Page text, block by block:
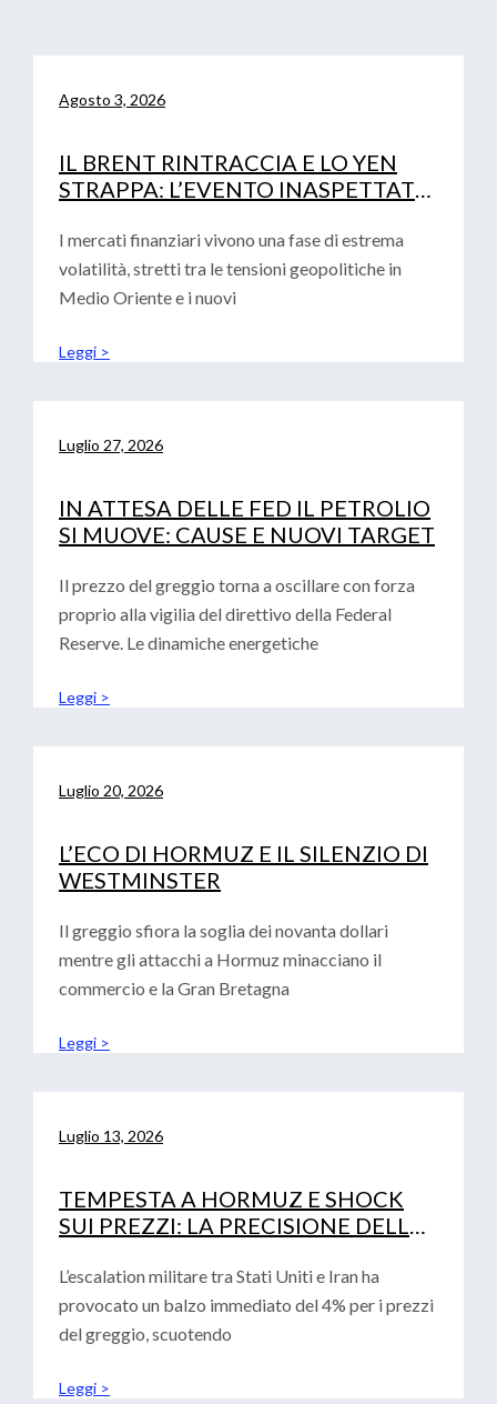
Agosto 3, 2026
IL BRENT RINTRACCIA E LO YEN
STRAPPA: L’EVENTO INASPETTATO
I mercati finanziari vivono una fase di estrema
volatilità, stretti tra le tensioni geopolitiche in
Medio Oriente e i nuovi
Leggi >
Luglio 27, 2026
IN ATTESA DELLE FED IL PETROLIO
SI MUOVE: CAUSE E NUOVI TARGET
Il prezzo del greggio torna a oscillare con forza
proprio alla vigilia del direttivo della Federal
Reserve. Le dinamiche energetiche
Leggi >
Luglio 20, 2026
L’ECO DI HORMUZ E IL SILENZIO DI
WESTMINSTER
Il greggio sfiora la soglia dei novanta dollari
mentre gli attacchi a Hormuz minacciano il
commercio e la Gran Bretagna
Leggi >
Luglio 13, 2026
TEMPESTA A HORMUZ E SHOCK
SUI PREZZI: LA PRECISIONE DELLE
FINANZIARIA AZIENDALE
L’escalation militare tra Stati Uniti e Iran ha
provocato un balzo immediato del 4% per i prezzi
del greggio, scuotendo
Leggi >